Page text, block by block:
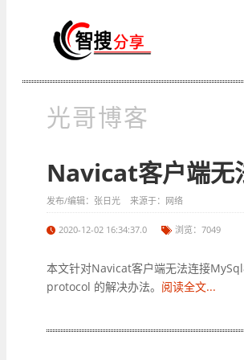
光哥博客
Navicat客户端无
发布/编辑：张日光 来源于：网络
2020-12-02 16:34:37.0 浏览：7049
本文针对Navicat客户端无法连接
protocol 的解决办法。 阅读全文...